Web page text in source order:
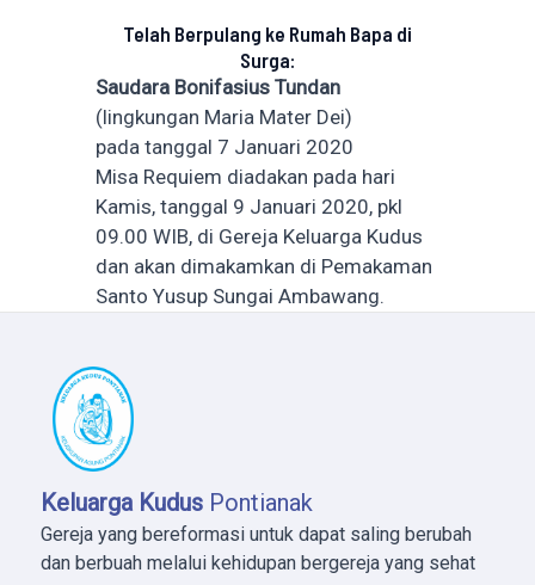
Telah Berpulang ke Rumah Bapa di
Surga:
Saudara Bonifasius Tundan
(lingkungan Maria Mater Dei)
pada tanggal 7 Januari 2020
Misa Requiem diadakan pada hari
Kamis, tanggal 9 Januari 2020, pkl
09.00 WIB, di Gereja Keluarga Kudus
dan akan dimakamkan di Pemakaman
Santo Yusup Sungai Ambawang.
Keluarga Kudus Pontianak
Gereja yang bereformasi untuk dapat saling berubah
dan berbuah melalui kehidupan bergereja yang sehat